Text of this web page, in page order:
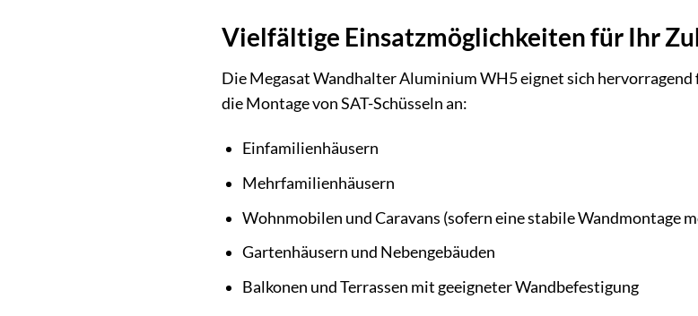
Vielfältige Einsatzmöglichkeiten für Ihr
Die Megasat Wandhalter Aluminium WH5 eignet sich
die Montage von SAT-Schüsseln an:
Einfamilienhäusern
Mehrfamilienhäusern
Wohnmobilen und Caravans (sofern eine stabile Wandmontage
Gartenhäusern und Nebengebäuden
Balkonen und Terrassen mit geeigneter Wandbefestigung